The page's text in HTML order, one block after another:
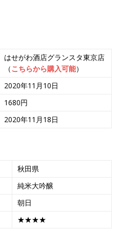
はせがわ酒店グランスタ東京店
（こちらから購入可能）
2020年11月10日
1680円
2020年11月18日
秋田県
純米大吟醸
朝日
★★★★